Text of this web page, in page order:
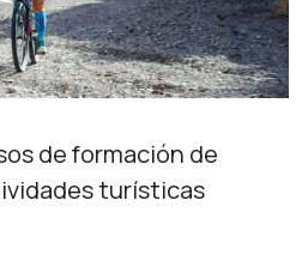
de formación de
turísticas